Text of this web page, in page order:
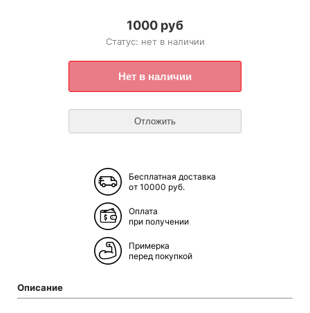
1000 руб
Статус: нет в наличии
Бесплатная доставка
от 10000 руб.
Оплата
при получении
Примерка
перед покупкой
Описание